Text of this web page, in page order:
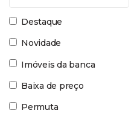
Destaque
Novidade
Imóveis da banca
Baixa de preço
Permuta